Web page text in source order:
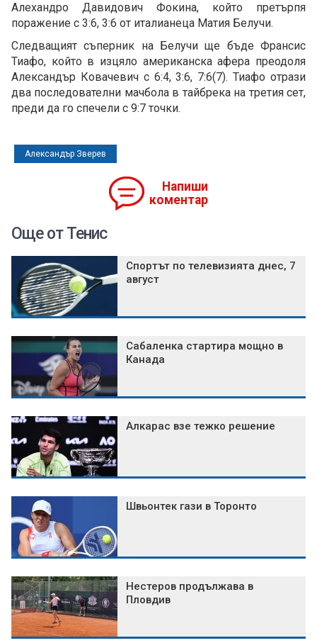
Алехандро Давидович Фокина, който претърпя
поражение с 3:6, 3:6 от италианеца Матия Белучи.
Следващият съперник на Белучи ще бъде Франсис
Тиафо, който в изцяло американска афера преодоля
Александър Ковачевич с 6:4, 3:6, 7:6(7). Тиафо отрази
два последователни мачбола в тайбрека на третия сет,
преди да го спечели с 9:7 точки.
Александър Зверев
Напиши
коментар
Още от Тенис
Спортът по телевизията днес, 7
август
Сабаленка стартира мощно в
Канада
Алкарас взе тежко решение
Швьонтек гази в Торонто
Нестеров продължава в
Пловдив